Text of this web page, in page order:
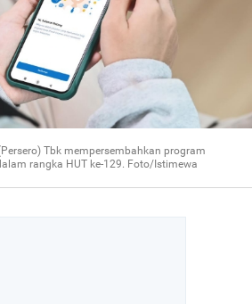
Tbk mempersembahkan program
rangka HUT ke-129. Foto/Istimewa